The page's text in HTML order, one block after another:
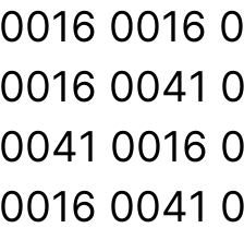
0016 0016
0016 0041
0041 0016
0016 0041